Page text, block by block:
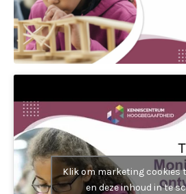
Klik om marketing cookies
en deze inhoud in te